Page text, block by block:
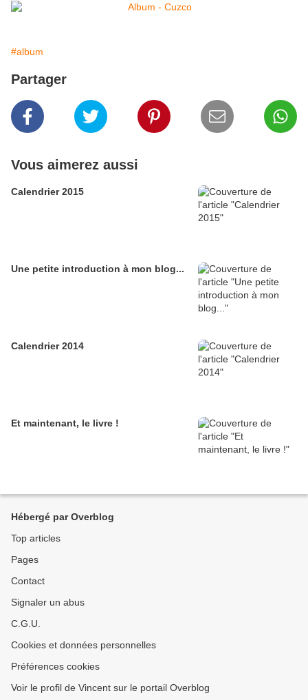
#album
Partager
Vous aimerez aussi
Calendrier 2015
Une petite introduction à mon blog...
Calendrier 2014
Et maintenant, le livre !
Hébergé par Overblog
Top articles
Pages
Contact
Signaler un abus
C.G.U.
Cookies et données personnelles
Préférences cookies
Voir le profil de Vincent sur le portail Overblog